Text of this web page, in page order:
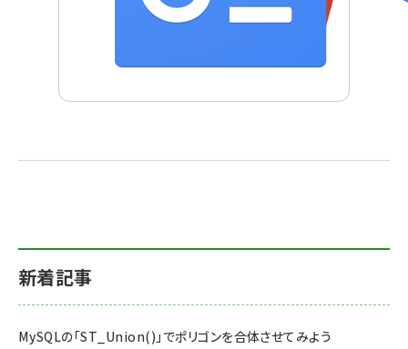
新着記事
MySQLの「ST_Union()」でポリゴンを合体させてみよう